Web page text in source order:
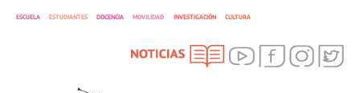
ESCUELA ESTUDIANTES DOCENCIA MOVILIDAD INVESTIGACIÓN CULTURA